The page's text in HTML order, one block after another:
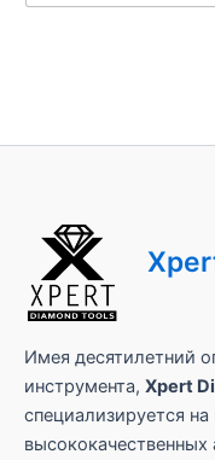
п
е
л
ф
о
а
Имея десятилетний
инструмента, Xpert
специализируется